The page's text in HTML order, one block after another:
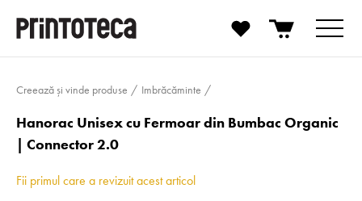
Creează și vinde produse Imbrăcăminte
Hanorac Unisex cu Fermoar din Bumbac Organic
| Connector 2.0
Fii primul care a revizuit acest articol